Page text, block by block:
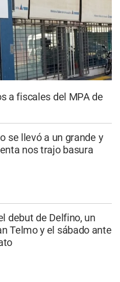
a fiscales del MPA de
se llevó a un grande y
nos trajo basura
debut de Delfino, un
Telmo y el sábado ante